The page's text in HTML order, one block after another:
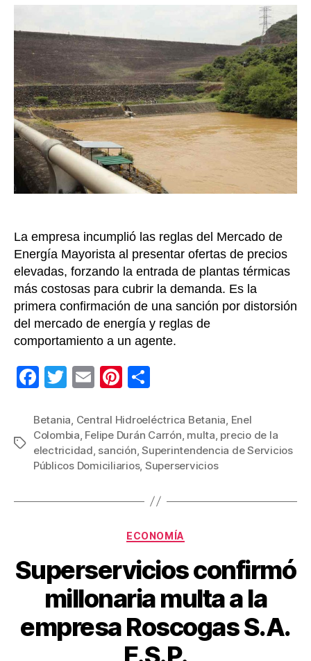
a
Enel
por
en
la
del
precio
bolsa
La empresa incumplió las reglas del Mercado de
Energía Mayorista al presentar ofertas de precios
elevadas, forzando la entrada de plantas térmicas
más costosas para cubrir la demanda. Es la
primera confirmación de una sanción por distorsión
del mercado de energía y reglas de
comportamiento a un agente.
F
c
e
b
o
T
tt
er
E
ail
Pi
er
e
st
m
p
ar
Etiquetas
Betania, Central Hidroeléctrica Betania, Enel
Colombia, Felipe Durán Carrón, multa, precio de la
electricidad, sanción,Superintendencia de Servicios
Públicos Domiciliarios, Superservicios
Categorías
ECONOMÍA
Superservicios confirmó
millonaria multa a la
empresa Roscogas S.A.